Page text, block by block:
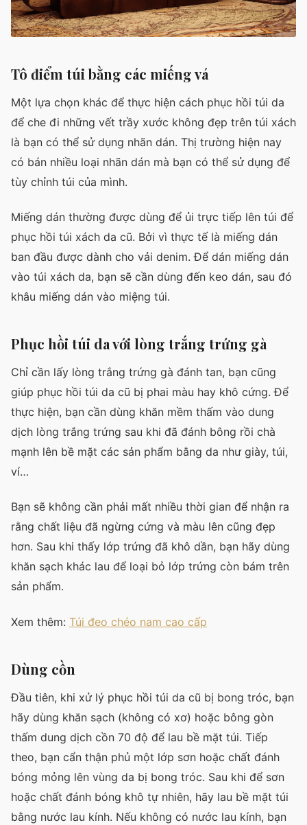
Tô điểm túi bằng các miếng vá
Một lựa chọn khác để thực hiện cách phục hồi túi da
để che đi những vết trầy xước không đẹp trên túi xách
là bạn có thể sử dụng nhãn dán. Thị trường hiện nay
có bán nhiều loại nhãn dán mà bạn có thể sử dụng để
tùy chỉnh túi của mình.
Miếng dán thường được dùng để ủi trực tiếp lên túi để
phục hồi túi xách da cũ. Bởi vì thực tế là miếng dán
ban đầu được dành cho vải denim. Để dán miếng dán
vào túi xách da, bạn sẽ cần dùng đến keo dán, sau đó
khâu miếng dán vào miệng túi.
Phục hồi túi da với lòng trắng trứng gà
Chỉ cần lấy lòng trắng trứng gà đánh tan, bạn cũng
giúp phục hồi túi da cũ bị phai màu hay khô cứng. Để
thực hiện, bạn cần dùng khăn mềm thấm vào dung
dịch lòng trắng trứng sau khi đã đánh bông rồi chà
mạnh lên bề mặt các sản phẩm bằng da như giày, túi,
ví…
Bạn sẽ không cần phải mất nhiều thời gian để nhận ra
rằng chất liệu đã ngừng cứng và màu lên cũng đẹp
hơn. Sau khi thấy lớp trứng đã khô dần, bạn hãy dùng
khăn sạch khác lau để loại bỏ lớp trứng còn bám trên
sản phẩm.
Xem thêm: Túi đeo chéo nam cao cấp
Dùng cồn
Đầu tiên, khi xử lý phục hồi túi da cũ bị bong tróc, bạn
hãy dùng khăn sạch (không có xơ) hoặc bông gòn
thấm dung dịch cồn 70 độ để lau bề mặt túi. Tiếp
theo, bạn cẩn thận phủ một lớp sơn hoặc chất đánh
bóng mỏng lên vùng da bị bong tróc. Sau khi để sơn
hoặc chất đánh bóng khô tự nhiên, hãy lau bề mặt túi
bằng nước lau kính. Nếu không có nước lau kính, bạn